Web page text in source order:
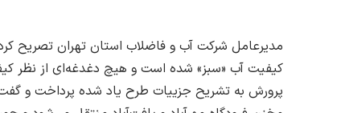
کیفیت آب «سبز» شده است و هیچ دغدغه‌ای از نظر